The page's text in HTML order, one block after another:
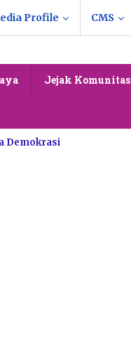
Profile CMS
Jejak Komunitas
Demokrasi